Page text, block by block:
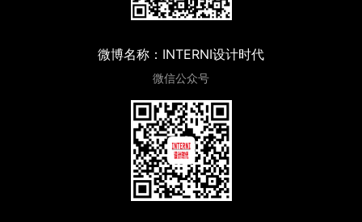
微博名称：INTERNI设计时代
微信公众号